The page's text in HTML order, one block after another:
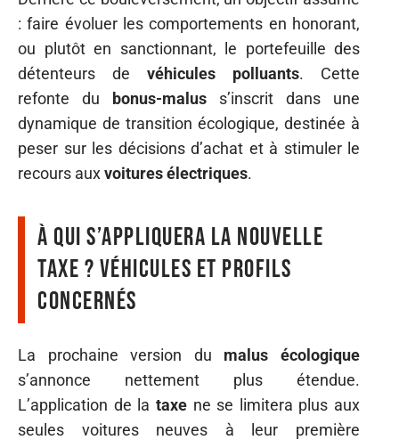
: faire évoluer les comportements en honorant,
ou plutôt en sanctionnant, le portefeuille des
détenteurs de véhicules polluants. Cette
refonte du bonus-malus s’inscrit dans une
dynamique de transition écologique, destinée à
peser sur les décisions d’achat et à stimuler le
recours auxvoitures électriques.
À qui s’appliquera la nouvelle
taxe ? Véhicules et profils
concernés
La prochaine version du malus écologique
s’annonce nettement plus étendue.
L’application de la taxene se limitera plus aux
seules voitures neuves à leur première